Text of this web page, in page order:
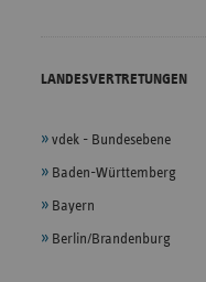
LANDESVERTRETUNGEN
vdek - Bundesebene
Baden-Württemberg
Bayern
Berlin/Brandenburg